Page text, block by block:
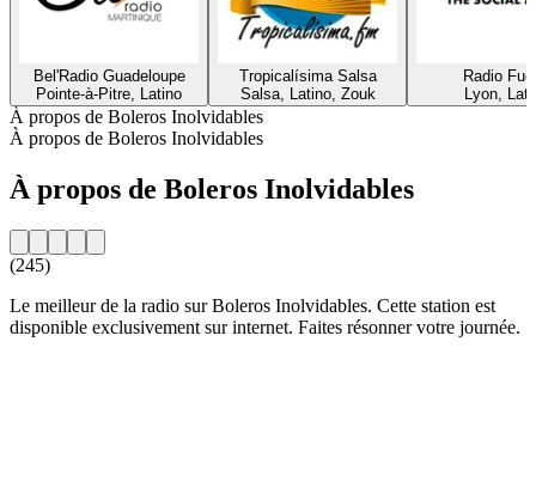
Bel'Radio Guadeloupe
Pointe-à-Pitre, Latino
Tropicalísima Salsa
Salsa, Latino, Zouk
Radio
Lyon,
À propos de Boleros Inolvidables
À propos de Boleros Inolvidables
À propos de Boleros Inolvidables
(245)
Le meilleur de la radio sur Boleros Inolvidables. Cette station est
disponible exclusivement sur internet. Faites résonner votre journée.